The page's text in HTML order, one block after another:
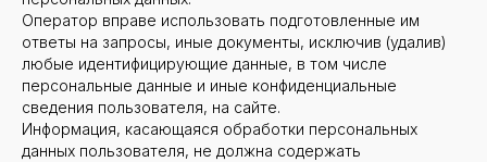
Оператор вправе использовать подготовленные им
ответы на запросы, иные документы, исключив (удалив)
любые идентифицирующие данные, в том числе
персональные данные и иные конфиденциальные
сведения пользователя, на сайте.
Информация, касающаяся обработки персональных
данных пользователя, не должна содержать